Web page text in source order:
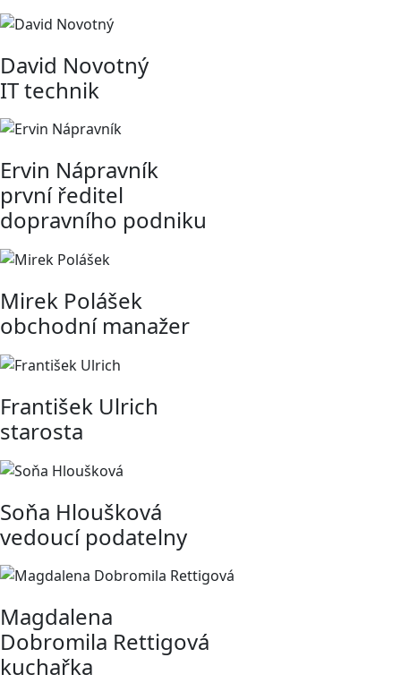
David Novotný
IT technik
Ervin Nápravník
první ředitel
dopravního podniku
Mirek Polášek
obchodní manažer
František Ulrich
starosta
Soňa Hloušková
vedoucí podatelny
Magdalena
Dobromila Rettigová
kuchařka